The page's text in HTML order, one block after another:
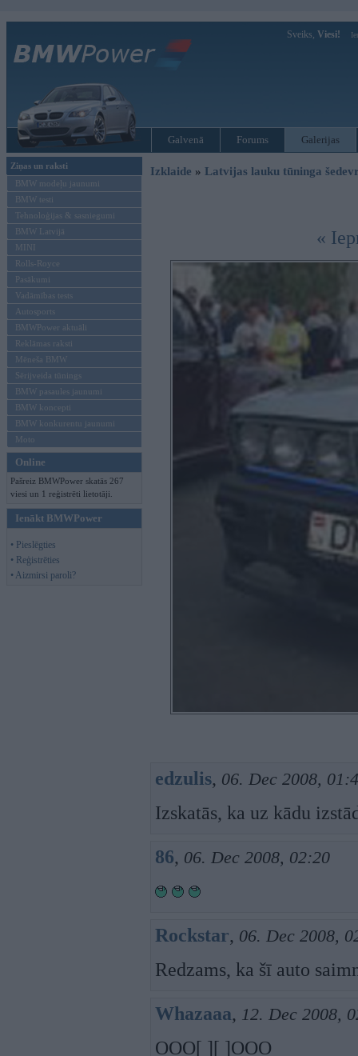
Sveiks, Viesi!
Galvenā Forums Galerijas
Ziņas un raksti
BMW modeļu jaunumi
BMW testi
Tehnoloģijas & sasniegumi
BMW Latvijā
MINI
Rolls-Royce
Pasākumi
Vadāmības tests
Autosports
BMWPower aktuāli
Reklāmas raksti
Mēneša BMW
Sērijveida tūnings
BMW pasaules jaunumi
BMW koncepti
BMW konkurentu jaunumi
Moto
Online
Pašreiz BMWPower skatās 267
viesi un 1 reģistrēti lietotāji.
Ienākt BMWPower
• Pieslēgties
• Reģistrēties
• Aizmirsi paroli?
Izklaide » Latvijas lauku tūninga
«
edzulis, 06. Dec 2008,
Izskatās, ka uz kādu
86, 06. Dec 2008, 02:20
Rockstar, 06. Dec 2008,
Redzams, ka šī auto
Whazaaa, 12. Dec 2008,
OOO[ ][ ]OOO